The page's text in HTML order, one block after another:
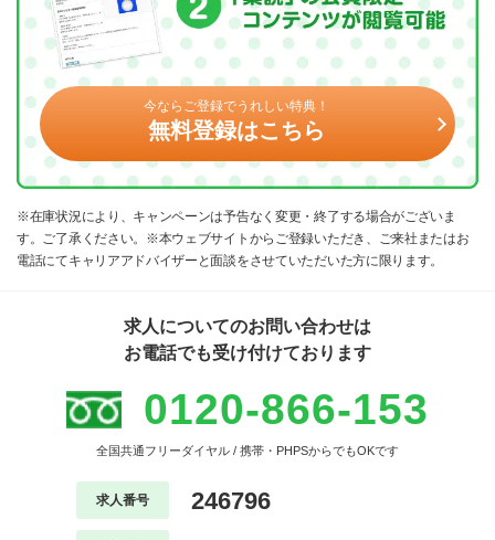
今ならご登録でうれしい特典！
無料登録はこちら
※在庫状況により、キャンペーンは予告なく変更・終了する場合がございま
す。ご了承ください。※本ウェブサイトからご登録いただき、ご来社またはお
電話にてキャリアアドバイザーと面談をさせていただいた方に限ります。
求人についてのお問い合わせは
お電話でも受け付けております
0120-866-153
全国共通フリーダイヤル / 携帯・PHPSからでもOKです
求人番号 246796